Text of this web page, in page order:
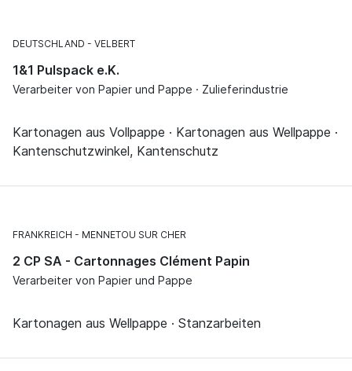
DEUTSCHLAND VELBERT
1&1 Pulspack e.K.
Verarbeiter von Papier und Pappe · Zulieferindustrie
Kartonagen aus Vollpappe · Kartonagen aus Wellpappe ·
Kantenschutzwinkel, Kantenschutz
FRANKREICH MENNETOU SUR CHER
2 CP SA - Cartonnages Clément Papin
Verarbeiter von Papier und Pappe
Kartonagen aus Wellpappe · Stanzarbeiten